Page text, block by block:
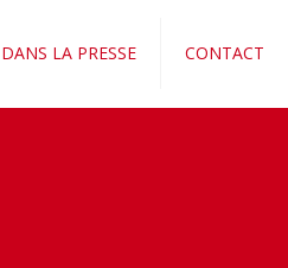
DANS LA PRESSE CONTACT